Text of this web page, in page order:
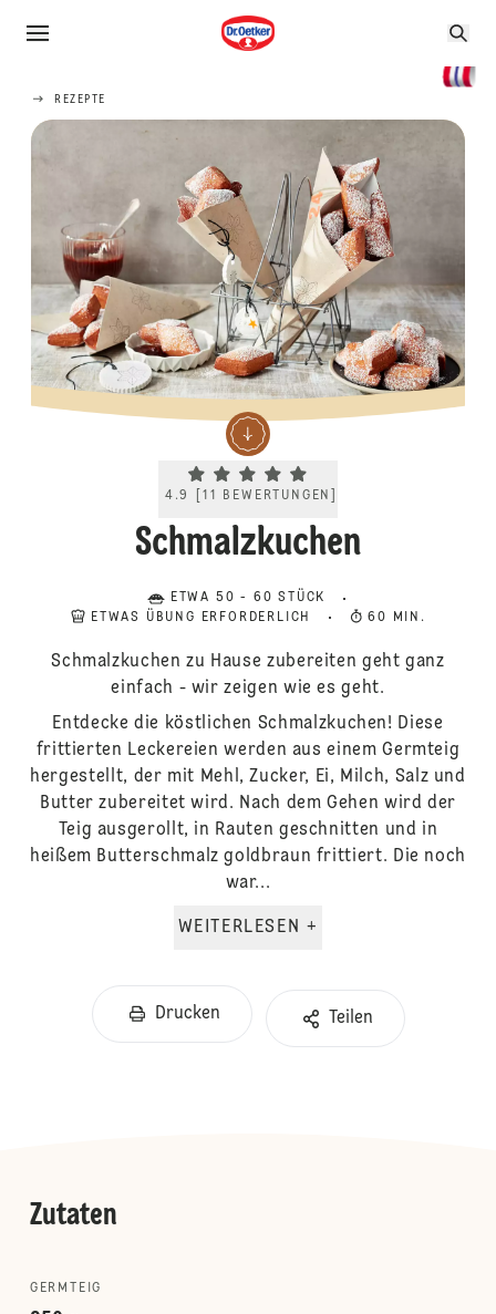
REZEPTE
Current rating 4.9. Click to rate.
4.9 [11 BEWERTUNGEN
Schmalzkuchen
ETWA 50 - 60 STÜCK
ETWAS ÜBUNG ERFORDERLICH
60 MIN.
Schmalzkuchen zu Hause zubereiten geht ganz
einfach - wir zeigen wie es geht.
Entdecke die köstlichen Schmalzkuchen! Diese
frittierten Leckereien werden aus einem Germteig
hergestellt, der mit Mehl, Zucker, Ei, Milch, Salz und
Butter zubereitet wird. Nach dem Gehen wird der
Teig ausgerollt, in Rauten geschnitten und in
heißem Butterschmalz goldbraun frittiert. Die noch
war...
WEITERLESEN +
Drucken Teilen
Zutaten
GERMTEIG